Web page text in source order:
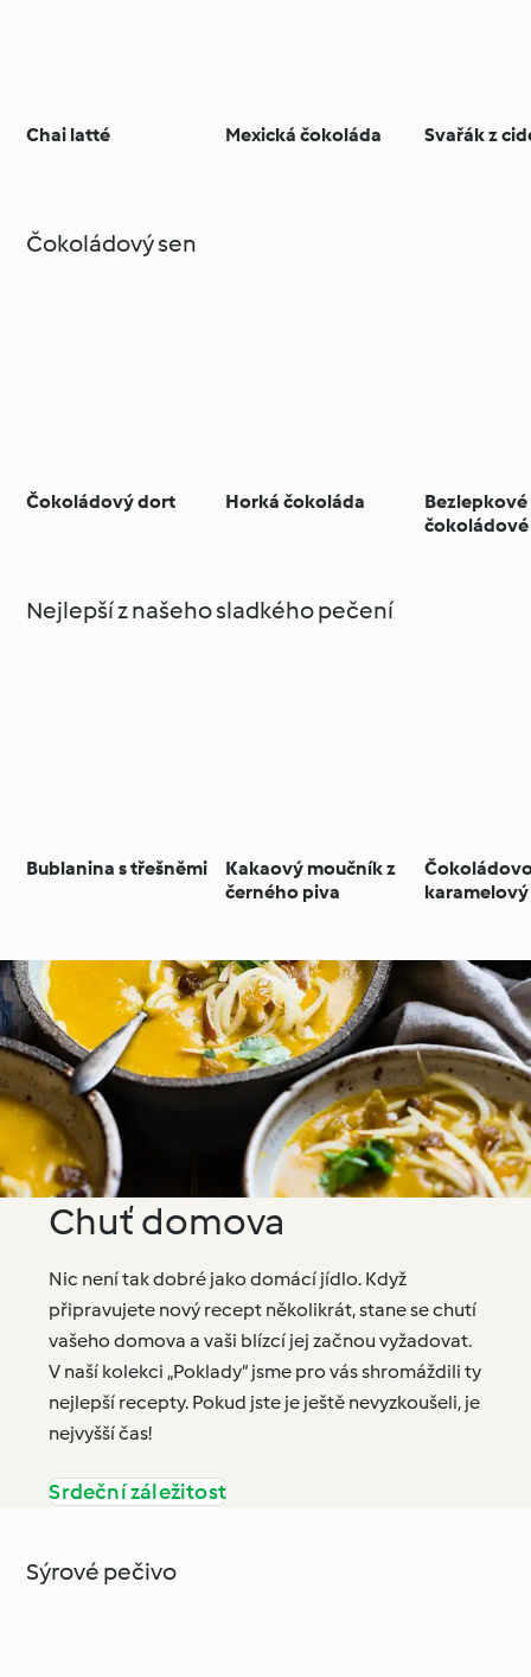
Chai latté Mexická čokoláda Svařák z
Čokoládový sen
Čokoládový dort Horká čokoláda
Bezlepkové
Nejlepší z našeho sladkého pečení
Bublanina s třešněmi
Kakaový moučník z
černého piva
Chuť domova
Nic není tak dobré jako domácí jídlo. Když
připravujete nový recept několikrát, stane se chutí
vašeho domova a vaši blízcí jej začnou vyžadovat.
V naší kolekci „Poklady“ jsme pro vás shromáždili ty
nejlepší recepty. Pokud jste je ještě nevyzkoušeli, je
nejvyšší čas!
Srdeční záležitost
Sýrové pečivo